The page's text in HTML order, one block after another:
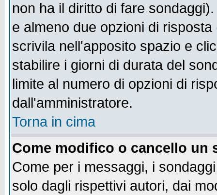
non ha il diritto di fare
e almeno due opzioni di
scrivila nell'apposito spazio e
stabilire i giorni di durata del
limite al numero di opzioni di
dall'amministratore.
Torna in cima
Come modifico o cancello un
Come per i messaggi, i
solo dagli rispettivi autori, dai